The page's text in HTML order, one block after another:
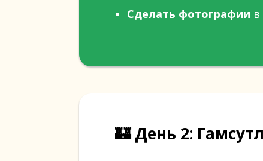
Сделать фотографии
🏰 День 2: